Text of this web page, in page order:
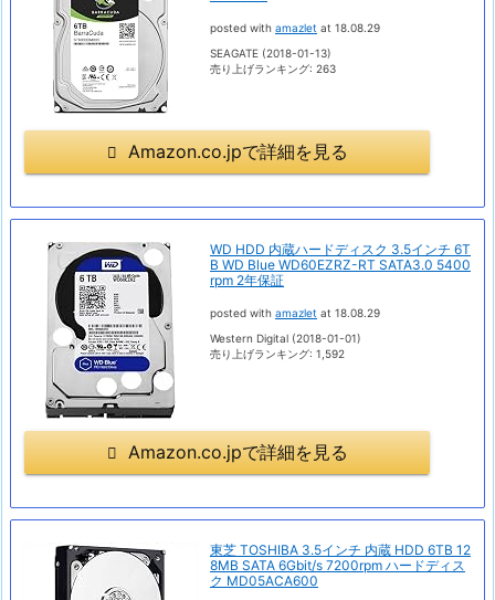
posted with amazlet at 18.08.29
SEAGATE (2018-01-13)
売り上げランキング: 263
Amazon.co.jpで詳細を見る
WD HDD 内蔵ハードディスク 3.5インチ 6T
B WD Blue WD60EZRZ-RT SATA3.0 5400
rpm 2年保証
posted with amazlet at 18.08.29
Western Digital (2018-01-01)
売り上げランキング: 1,592
Amazon.co.jpで詳細を見る
東芝 TOSHIBA 3.5インチ 内蔵 HDD 6TB 12
8MB SATA 6Gbit/s 7200rpm ハードディス
ク MD05ACA600